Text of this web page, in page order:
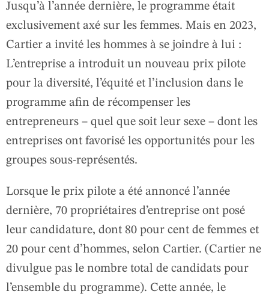
Jusqu’à l’année dernière, le programme était
exclusivement axé sur les femmes. Mais en 2023,
Cartier a invité les hommes à se joindre à lui :
L’entreprise a introduit un nouveau prix pilote
pour la diversité, l’équité et l’inclusion dans le
programme afin de récompenser les
entrepreneurs – quel que soit leur sexe – dont les
entreprises ont favorisé les opportunités pour les
groupes sous-représentés.
Lorsque le prix pilote a été annoncé l’année
dernière, 70 propriétaires d’entreprise ont posé
leur candidature, dont 80 pour cent de femmes et
20 pour cent d’hommes, selon Cartier. (Cartier ne
divulgue pas le nombre total de candidats pour
l’ensemble du programme). Cette année, le